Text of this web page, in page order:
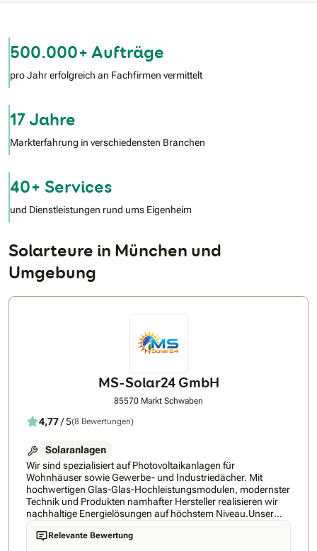
500.000+ Aufträge
pro Jahr erfolgreich an Fachfirmen vermittelt
17 Jahre
Markterfahrung in verschiedensten Branchen
40+ Services
und Dienstleistungen rund ums Eigenheim
Solarteure in München und
Umgebung
MS-Solar24 GmbH
85570 Markt Schwaben
4,77/ 5(8 Bewertungen)
Solaranlagen
Wir sind spezialisiert auf Photovoltaikanlagen für
Wohnhäuser sowie Gewerbe- und Industriedächer. Mit
hochwertigen Glas-Glas-Hochleistungsmodulen, modernster
Technik und Produkten namhafter Hersteller realisieren wir
nachhaltige Energielösungen auf höchstem Niveau.Unser
Leistungsspektrum umfasst Photovoltaikanlagen,
Batteriespeicher, Klimaanlagen, Wärmepumpen – von der
Relevante Bewertung